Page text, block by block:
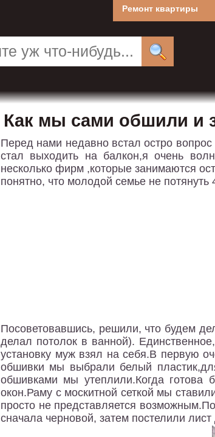
Ремонт квартиры
Как мы сами обшили и
Перед нами недавно встал остро
стал выходить на балкон,я очень
несколько фирм ,которые занимаются
понятно, что молодой семье не потянуть
Посоветовавшись, решили, что будем
делал потолок в ванной).
установку муж взял на себя.В первую
обшивки мы выбрали белый
обшивками мы утеплили.Когда готова
окон.Раму с москитной сеткой мы
просто не представляется
сначала черновой, затем постелили